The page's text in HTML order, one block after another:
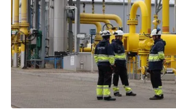
Cơ quan chủ quản:Đài Truyền hình
Cơ quan báo chí:Thời báo VTV
Giấy phép hoạt động báo in và báo
cấp ngày 29/12/2023
Tổng Biên tập:
Vũ Thanh Thủy